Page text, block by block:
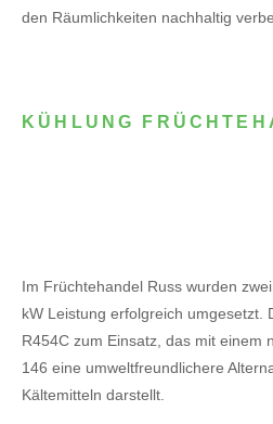
den Räumlichkeiten nachhaltig
KÜHLUNG
Im Früchtehandel Russ wurden
kW Leistung erfolgreich umgesetzt.
R454C zum Einsatz, das mit einem
146 eine umweltfreundlichere
Kältemitteln darstellt.